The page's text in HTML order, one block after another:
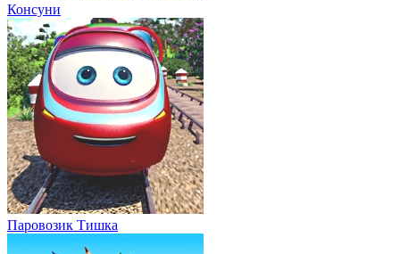
Консуни
Паровозик Тишка